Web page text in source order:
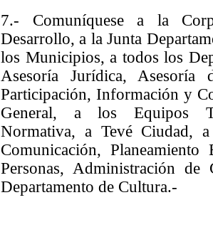
7.- Comuníquese a la
Desarrollo, a la Junta
los Municipios, a todos los
Asesoría Jurídica,
Participación, Información y
General, a los Equipos
Normativa, a Tevé Ciudad,
Comunicación,
Personas, Administración
Departamento de Cultura.-